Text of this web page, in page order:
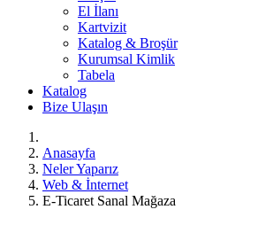
El İlanı
Kartvizit
Katalog & Broşür
Kurumsal Kimlik
Tabela
Katalog
Bize Ulaşın
Anasayfa
Neler Yaparız
Web & İnternet
E-Ticaret Sanal Mağaza